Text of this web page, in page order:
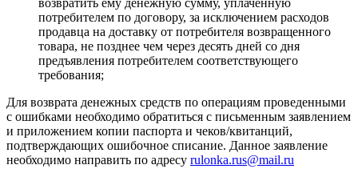
возвратить ему денежную сумму, уплаченную
потребителем по договору, за исключением расходов
продавца на доставку от потребителя возвращенного
товара, не позднее чем через десять дней со дня
предъявления потребителем соответствующего
требования;
Для возврата денежных средств по операциям проведенными
с ошибками необходимо обратиться с письменным заявлением
и приложением копии паспорта и чеков/квитанций,
подтверждающих ошибочное списание. Данное заявление
необходимо направить по адресу rulonka.rus@mail.ru